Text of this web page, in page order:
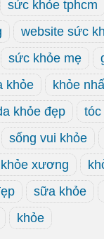
sức khỏe tphcm
website sức
sức khỏe mẹ
khỏe khỏe
khỏe đẹp
tóc
sống vui khỏe
khỏe xương
sữa khỏe
khỏe